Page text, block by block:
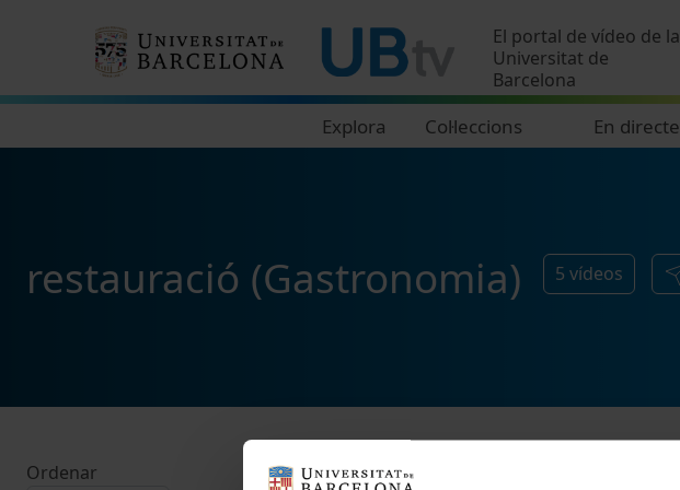
El portal de vídeo de la
Universitat de
Barcelona
Explora Col·leccions En directe
restauració (Gastronomia) 5 vídeos
Ordenar